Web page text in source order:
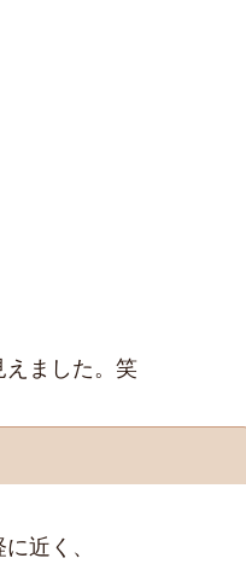
えました。笑
近く、